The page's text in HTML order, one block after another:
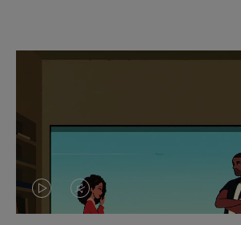
DASVIDEO